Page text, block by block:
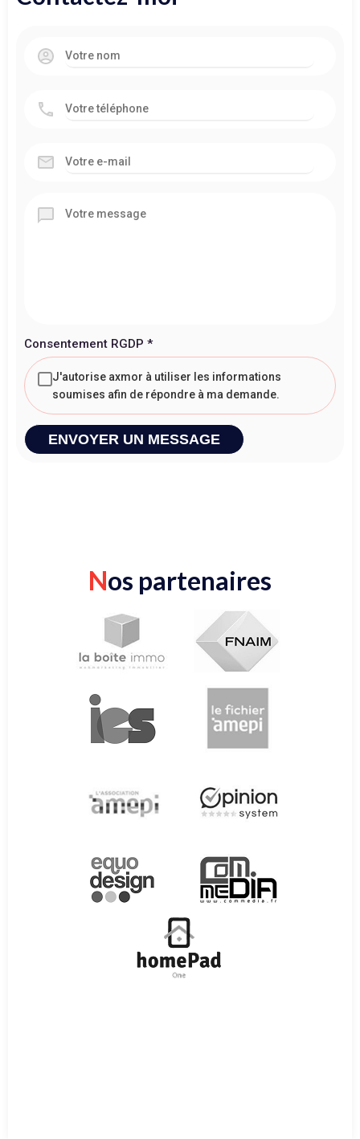
Consentement RGDP *
J'autorise axmor à utiliser les informations
soumises afin de répondre à ma demande.
ENVOYER UN MESSAGE
Nos partenaires